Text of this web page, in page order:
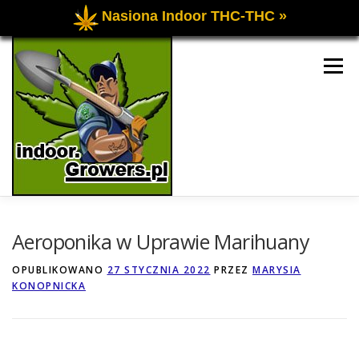
Nasiona Indoor THC-THC »
Przejdź
treści
Menu
UPRAWA OUTDOOR
Aeroponika w Uprawie Marihuany
OPUBLIKOWANO 27 STYCZNIA 2022 PRZEZ MARYSIA
KONOPNICKA